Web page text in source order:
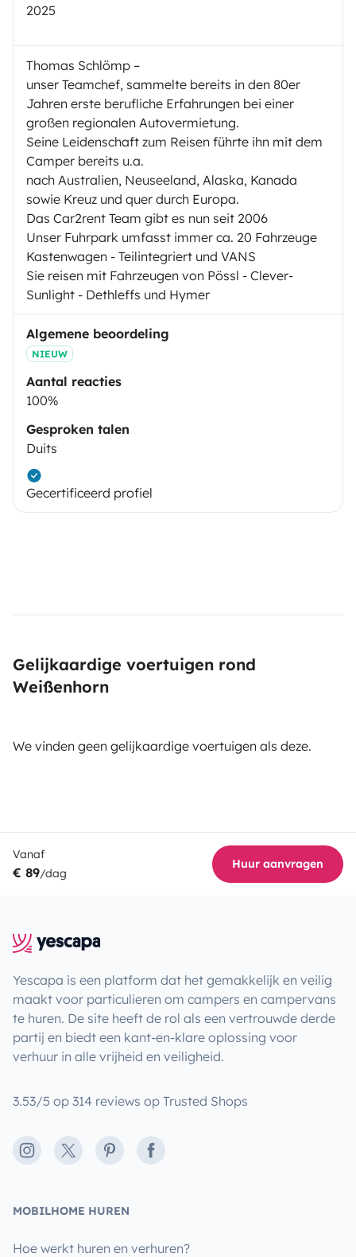
2025
Thomas Schlömp –
unser Teamchef, sammelte bereits in den 80er
Jahren erste berufliche Erfahrungen bei einer
großen regionalen Autovermietung.
Seine Leidenschaft zum Reisen führte ihn mit dem
Camper bereits u.a.
nach Australien, Neuseeland, Alaska, Kanada
sowie Kreuz und quer durch Europa.
Das Car2rent Team gibt es nun seit 2006
Unser Fuhrpark umfasst immer ca. 20 Fahrzeuge
Kastenwagen - Teilintegriert und VANS
Sie reisen mit Fahrzeugen von Pössl - Clever-
Sunlight - Dethleffs und Hymer
Algemene beoordeling
NIEUW
Aantal reacties
100%
Gesproken talen
Duits
Gecertificeerd profiel
Gelijkaardige voertuigen rond
Weißenhorn
We vinden geen gelijkaardige voertuigen als deze.
Vanaf
€ 89/dag
Huur aanvragen
Yescapa is een platform dat het gemakkelijk en veilig
maakt voor particulieren om campers en campervans
te huren. De site heeft de rol als een vertrouwde derde
partij en biedt een kant-en-klare oplossing voor
verhuur in alle vrijheid en veiligheid.
3.53/5 op 314 reviews op Trusted Shops
Instagram
X PinterestFacebook
MOBILHOME HUREN
Hoe werkt huren en verhuren?